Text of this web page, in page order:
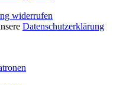
widerrufen
Datenschutzerklärung